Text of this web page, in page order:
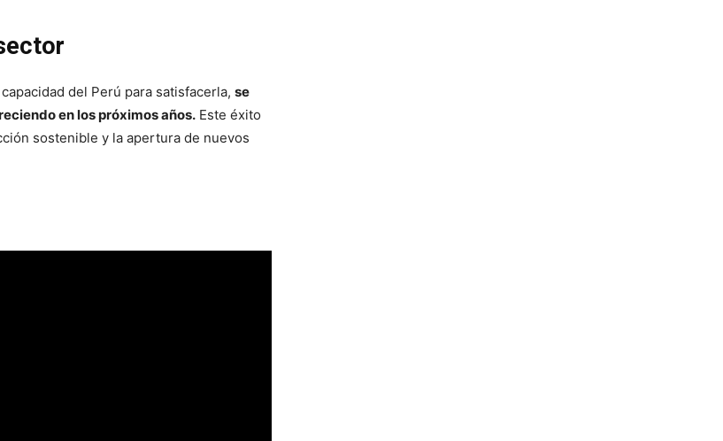
del Perú para satisfacerla, se
en los próximos años. Este éxito
sostenible y la apertura de nuevos